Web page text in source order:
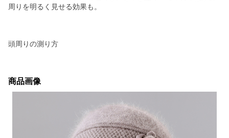
周りを明るく見せる効果も。
頭周りの測り方
商品画像